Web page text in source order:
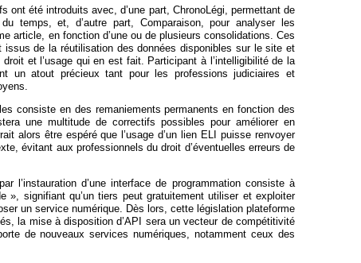
ont été introduits avec, d’une part, ChronoLégi, permettant de
temps, et, d’autre part, Comparaison, pour analyser les
article, en fonction d’une ou de plusieurs consolidations. Ces
issus de la réutilisation des données disponibles sur le site et
droit et l’usage qui en est fait. Participant à l’intelligibilité de la
un atout précieux tant pour les professions judiciaires et
consiste en des remaniements permanents en fonction des
une multitude de correctifs possibles pour améliorer en
alors être espéré que l’usage d’un lien ELI puisse renvoyer
évitant aux professionnels du droit d’éventuelles erreurs de
l’instauration d’une interface de programmation consiste à
», signifiant qu’un tiers peut gratuitement utiliser et exploiter
un service numérique. Dès lors, cette législation plateforme
la mise à disposition d’API sera un vecteur de compétitivité
de nouveaux services numériques, notamment ceux des